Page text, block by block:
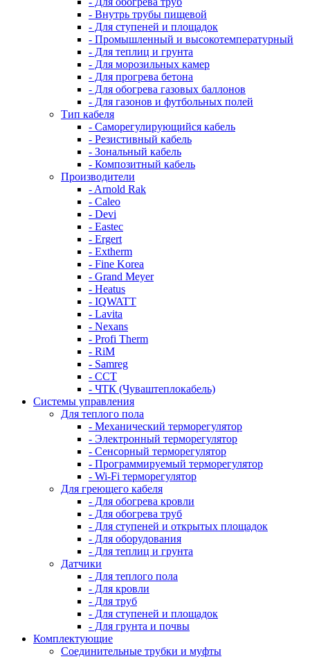
- Внутрь трубы пищевой
- Для ступеней и площадок
- Промышленный и высокотемпературный
- Для теплиц и грунта
- Для морозильных камер
- Для прогрева бетона
- Для обогрева газовых баллонов
- Для газонов и футбольных полей
Тип кабеля
- Саморегулирующийся кабель
- Резистивный кабель
- Зональный кабель
- Композитный кабель
Производители
- Arnold Rak
- Caleo
- Devi
- Eastec
- Ergert
- Extherm
- Fine Korea
- Grand Meyer
- Heatus
- IQWATT
- Lavita
- Nexans
- Profi Therm
- RiM
- Samreg
- ССТ
- ЧТК (Чуваштеплокабель)
Системы управления
Для теплого пола
- Механический терморегулятор
- Электронный терморегулятор
- Сенсорный терморегулятор
- Программируемый терморегулятор
- Wi-Fi терморегулятор
Для греющего кабеля
- Для обогрева кровли
- Для обогрева труб
- Для ступеней и открытых площадок
- Для оборудования
- Для теплиц и грунта
Датчики
- Для теплого пола
- Для кровли
- Для труб
- Для ступеней и площадок
- Для грунта и почвы
Комплектующие
Соединительные трубки и муфты